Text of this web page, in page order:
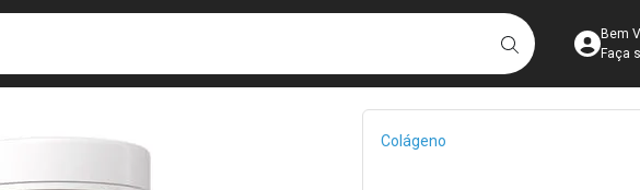
BUSCAR
Bem
Faça
Breadcrumb
Colágeno